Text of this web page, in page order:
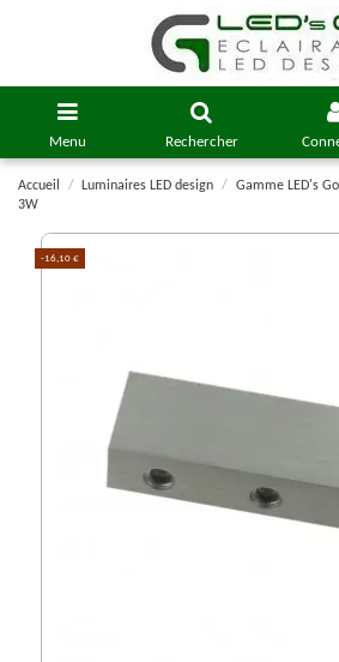
Menu Rechercher
Accueil Luminaires LED design Gamme LED's Go
3W
-16,10 €